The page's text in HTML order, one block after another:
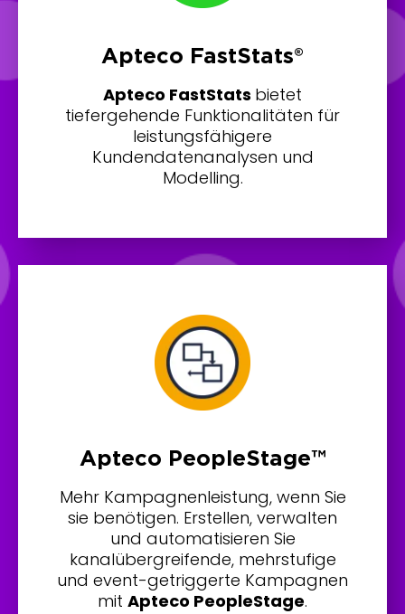
Apteco FastStats®
Apteco FastStats bietet
tiefergehende Funktionalitäten für
leistungsfähigere
Kundendatenanalysen und
Modelling.
Apteco PeopleStage™
Mehr Kampagnenleistung, wenn Sie
sie benötigen. Erstellen, verwalten
und automatisieren Sie
kanalübergreifende, mehrstufige
und event-getriggerte Kampagnen
mit Apteco PeopleStage.